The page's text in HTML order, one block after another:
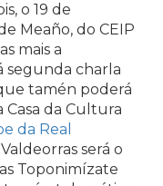
o 19 de
Meaño, do CEIP
mais a
segunda charla
tamén poderá
Casa da Cultura
da Real
será o
Toponimízate